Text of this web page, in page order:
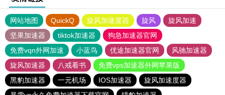
网站地图 QuickQ 旋风加速度器 旋风
旋风加速
坚果加速器
tiktok加速器
狗急加速器官网
免费vqn外网加速
小蓝鸟 优途加速器官网
风驰加速器
旋风加速器
八戒看书
免费vps加速器外网苹果版
黑豹加速器
一元机场 IOS加速器
旋风加速度器